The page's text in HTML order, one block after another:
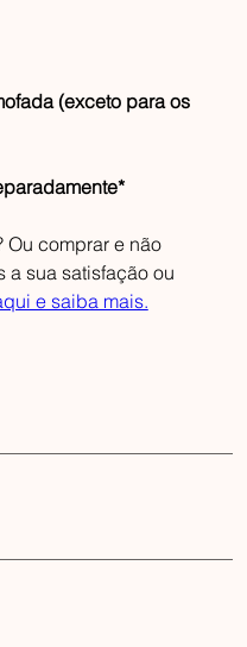
(exceto para os
Ou comprar e não
a sua satisfação ou
e saiba mais.